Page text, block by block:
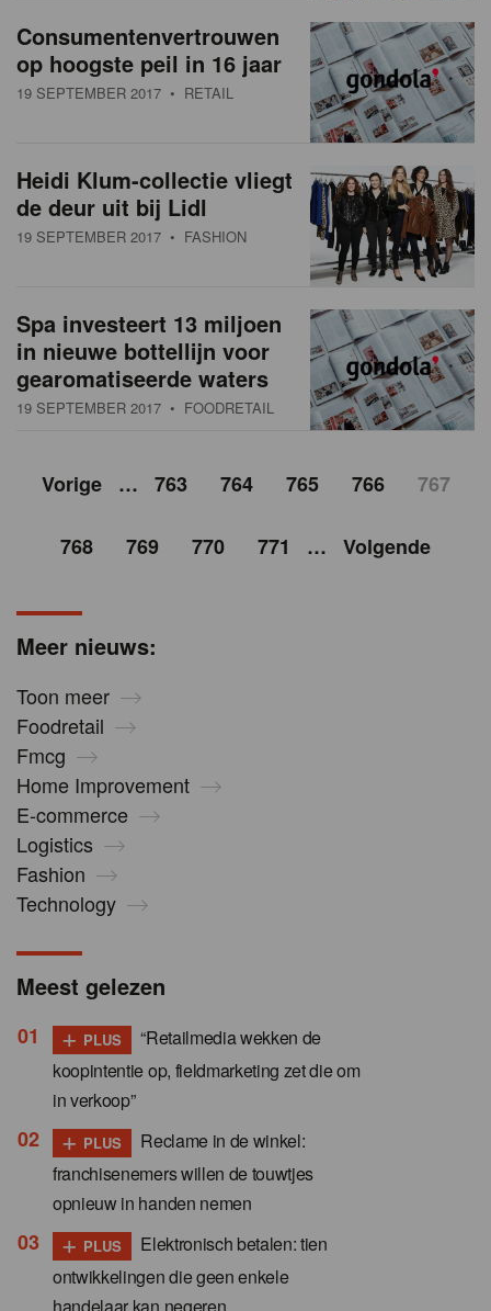
Meer nieuws:
Toon meer
Foodretail
Fmcg
Home Improvement
E-commerce
Logistics
Fashion
Technology
Consumentenvertrouwen
op hoogste peil in 16 jaar
19 SEPTEMBER 2017 • RETAIL
Heidi Klum-collectie vliegt
de deur uit bij Lidl
19 SEPTEMBER 2017 • FASHION
Spa investeert 13 miljoen
in nieuwe bottellijn voor
gearomatiseerde waters
19 SEPTEMBER 2017 • FOODRETAIL
Vorige … 763 764 765 766 767
768 769 770 771 … Volgende
Meest gelezen
+ PLUS
“Retailmedia wekken de
koopintentie op, fieldmarketing zet die om
in verkoop”
+ PLUS
Reclame in de winkel:
franchisenemers willen de touwtjes
opnieuw in handen nemen
+ PLUS
Elektronisch betalen: tien
ontwikkelingen die geen enkele
handelaar kan negeren